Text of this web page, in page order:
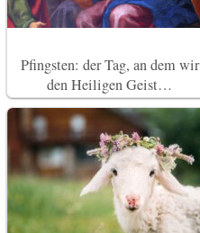
Pfingsten: der Tag, an dem wir
den Heiligen Geist…